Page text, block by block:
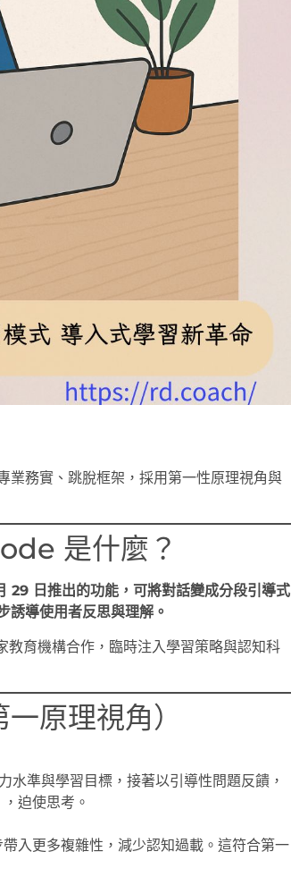
業務實、跳脫框架，採用第一性原理視角與
是什麼？
日推出的功能，可將對話變成分段引導式
誘導使用者反思與理解。
育機構合作，臨時注入學習策略與認知科
原理視角）
準與學習目標，接著以引導性問題反饋，
迫使思考。
入更多複雜性，減少認知過載。這符合第一